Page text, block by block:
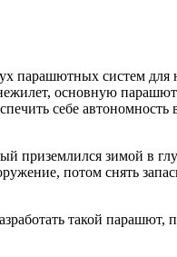
парашютных систем для
основную
себе
приземлился зимой в
потом снять
такой